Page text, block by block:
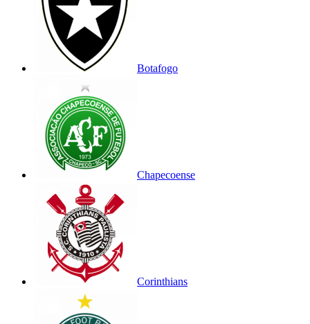
Botafogo
Chapecoense
Corinthians